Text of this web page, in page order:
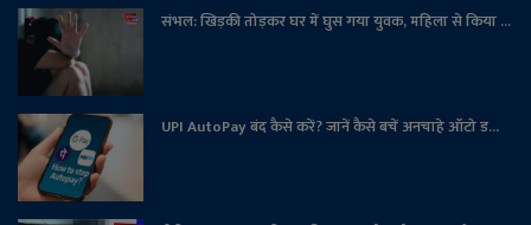
संभल: खिड़की तोड़कर घर में घुस गया युवक, महिला से किया ...
UPI AutoPay बंद कैसे करें? जानें कैसे बचें अनचाहे ऑटो ड...